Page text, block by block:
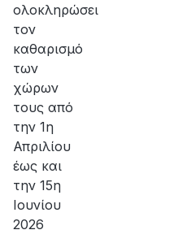
ολοκληρώσει
τον
καθαρισμό
των
χώρων
τους από
την 1η
Απριλίου
έως και
την 15η
Ιουνίου
2026